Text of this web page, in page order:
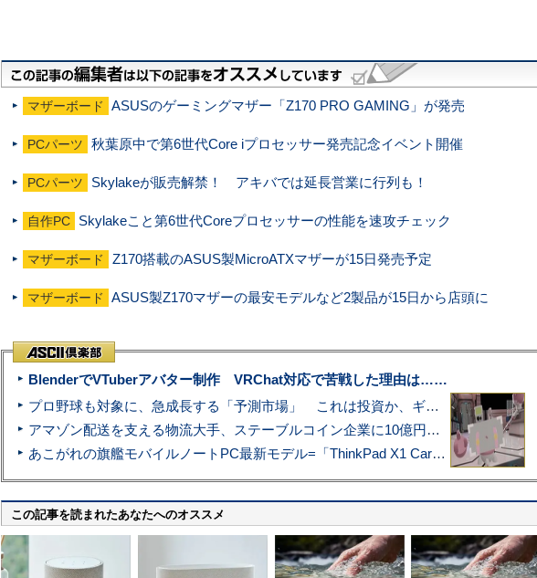
マザーボード ASUSのゲーミングマザー「Z170 PRO GAMING」が発売
PCパーツ 秋葉原中で第6世代Core iプロセッサー発売記念イベント開催
PCパーツ Skylakeが販売解禁！ アキバでは延長営業に行列も！
自作PC Skylakeこと第6世代Coreプロセッサーの性能を速攻チェック
マザーボード Z170搭載のASUS製MicroATXマザーが15日発売予定
マザーボード ASUS製Z170マザーの最安モデルなど2製品が15日から店頭に
BlenderでVTuberアバター制作 VRChat対応で苦戦した理由は……
プロ野球も対象に、急成長する「予測市場」 これは投資か、ギャンブルか
アマゾン配送を支える物流大手、ステーブルコイン企業に10億円投資のワケ
あこがれの旗艦モバイルノートPC最新モデル=「ThinkPad X1 Carbon Gen 14 Aura Edition」実機レビュー
この記事を読まれたあなたへのオススメ